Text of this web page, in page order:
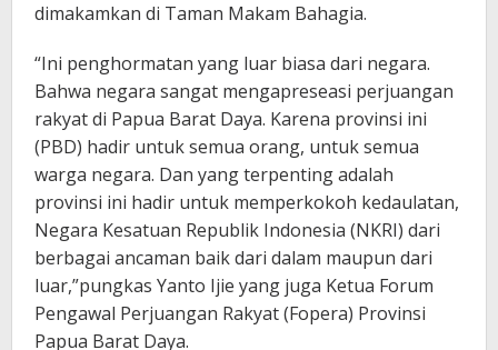
dimakamkan di Taman Makam Bahagia.
“Ini penghormatan yang luar biasa dari negara.
Bahwa negara sangat mengapreseasi perjuangan
rakyat di Papua Barat Daya. Karena provinsi ini
(PBD) hadir untuk semua orang, untuk semua
warga negara. Dan yang terpenting adalah
provinsi ini hadir untuk memperkokoh kedaulatan,
Negara Kesatuan Republik Indonesia (NKRI) dari
berbagai ancaman baik dari dalam maupun dari
luar,”pungkas Yanto Ijie yang juga Ketua Forum
Pengawal Perjuangan Rakyat (Fopera) Provinsi
Papua Barat Daya.